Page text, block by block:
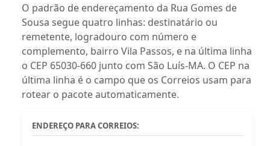
O padrão de endereçamento da Rua Gomes de
Sousa segue quatro linhas: destinatário ou
remetente, logradouro com número e
complemento, bairro Vila Passos, e na última linha
o CEP 65030-660 junto com São Luís-MA. O CEP na
última linha é o campo que os Correios usam para
rotear o pacote automaticamente.
ENDEREÇO PARA CORREIOS: